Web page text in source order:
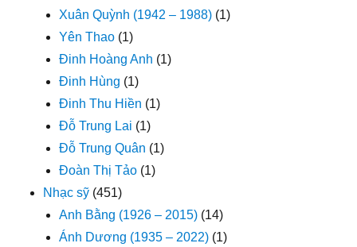
Xuân Quỳnh (1942 – 1988) (1)
Yên Thao (1)
Đinh Hoàng Anh (1)
Đinh Hùng (1)
Đinh Thu Hiền (1)
Đỗ Trung Lai (1)
Đỗ Trung Quân (1)
Đoàn Thị Tảo (1)
Nhạc sỹ (451)
Anh Bằng (1926 – 2015) (14)
Ánh Dương (1935 – 2022) (1)